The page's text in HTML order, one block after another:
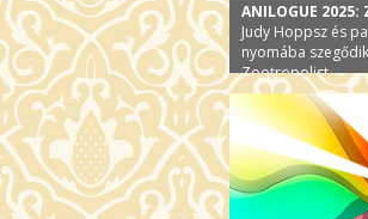
ANILOGUE 2025:
Judy Hoppsz és
nyomába
Zootropolist.